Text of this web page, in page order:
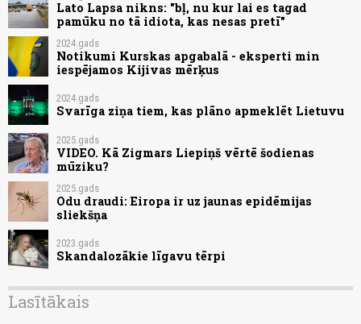
Lato Lapsa nikns: "bļ, nu kur lai es tagad
pamūku no tā idiota, kas nesas pretī"
2024.gads
Notikumi Kurskas apgabalā - eksperti min
iespējamos Kijivas mērķus
2024.gads
Svarīga ziņa tiem, kas plāno apmeklēt Lietuvu
2025.gads
VIDEO. Kā Zigmars Liepiņš vērtē šodienas
mūziku?
2025.gads
Odu draudi: Eiropa ir uz jaunas epidēmijas
sliekšņa
2023.gads
Skandalozākie līgavu tērpi
Lasītākais